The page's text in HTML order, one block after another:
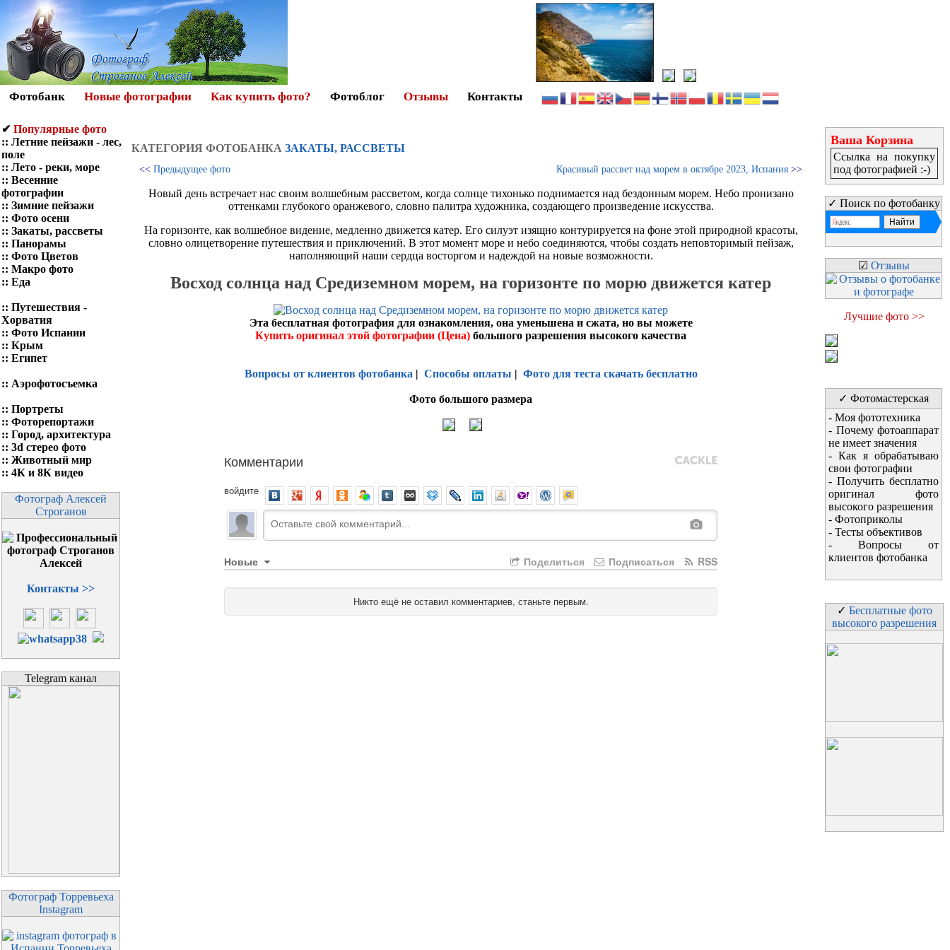
Фотобанк Новые фотографии Как купить фото? Фотоблог Отзывы Контакты
✔ Популярные фото
:: Летние пейзажи - лес,
поле
:: Лето - реки, море
:: Весенние
фотографии
:: Зимние пейзажи
:: Фото осени
:: Закаты, рассветы
:: Панорамы
:: Фото Цветов
:: Макро фото
:: Еда
:: Путешествия -
Хорватия
:: Фото Испании
:: Крым
:: Египет
:: Аэрофотосъемка
:: Портреты
:: Фоторепортажи
:: Город, архитектура
:: 3d стерео фото
:: Животный мир
:: 4К и 8К видео
Фотограф Алексей
Строганов
Контакты >>
Telegram канал
Фотограф Торревьеха
Instagram
КАТЕГОРИЯ ФОТOБАНКА ЗАКАТЫ, РАССВЕТЫ
<< Предыдущее фото Красивый рассвет над морем в октябре 2023, Испания >>
Новый день встречает нас своим волшебным рассветом, когда солнце тихонько поднимается над бездонным морем. Небо пронизано
оттенками глубокого оранжевого, словно палитра художника, создающего произведение искусства.
На горизонте, как волшебное видение, медленно движется катер. Его силуэт изящно контурируется на фоне этой природной красоты,
словно олицетворение путешествия и приключений. В этот момент море и небо соединяются, чтобы создать неповторимый пейзаж,
наполняющий наши сердца восторгом и надеждой на новые возможности.
Восход солнца над Средиземном морем, на горизонте по морю движется катер
Эта бесплатная фотография для ознакомления, она уменьшена и сжата, но вы можете
Купить оригинал этой фотографии (Цена) большого разрешения высокого качества
Вопросы от клиентов фотобанка | Способы оплаты | Фото для теста скачать бесплатно
Фото большого размера
Комментарии
войдите
Новые RSS
Подписаться
Поделиться
Никто ещё не оставил комментариев, станьте первым.
Ваша Корзина
Ссылка на покупку
под фотографией :-)
✓ Поиск по фотобанку
☑ Отзывы
Лучшие фото >>
✓ Фотомастерская
- Моя фототехника
- Почему фотоаппарат
не имеет значения
- Как я обрабатываю
свои фотографии
- Получить бесплатно
оригинал фото
высокого разрешения
- Фотоприколы
- Тесты объективов
- Вопросы от
клиентов фотобанка
✓ Бесплатные фото
высокого разрешения